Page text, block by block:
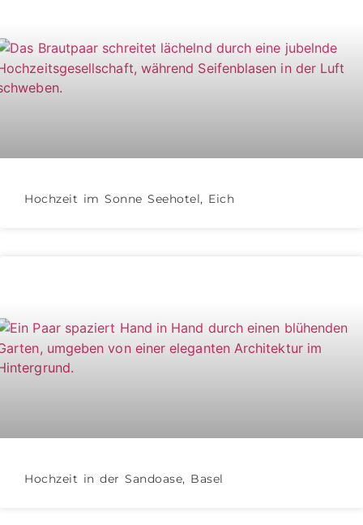
Hochzeit im Sonne Seehotel, Eich
Hochzeit in der Sandoase, Basel